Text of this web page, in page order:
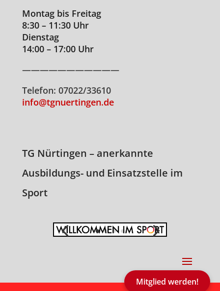
Montag bis Freitag
8:30 – 11:30 Uhr
Dienstag
14:00 – 17:00 Uhr
———————————
Telefon: 07022/33610
info@tgnuertingen.de
TG Nürtingen – anerkannte
Ausbildungs- und Einsatzstelle im
Sport
Mitglied werden!